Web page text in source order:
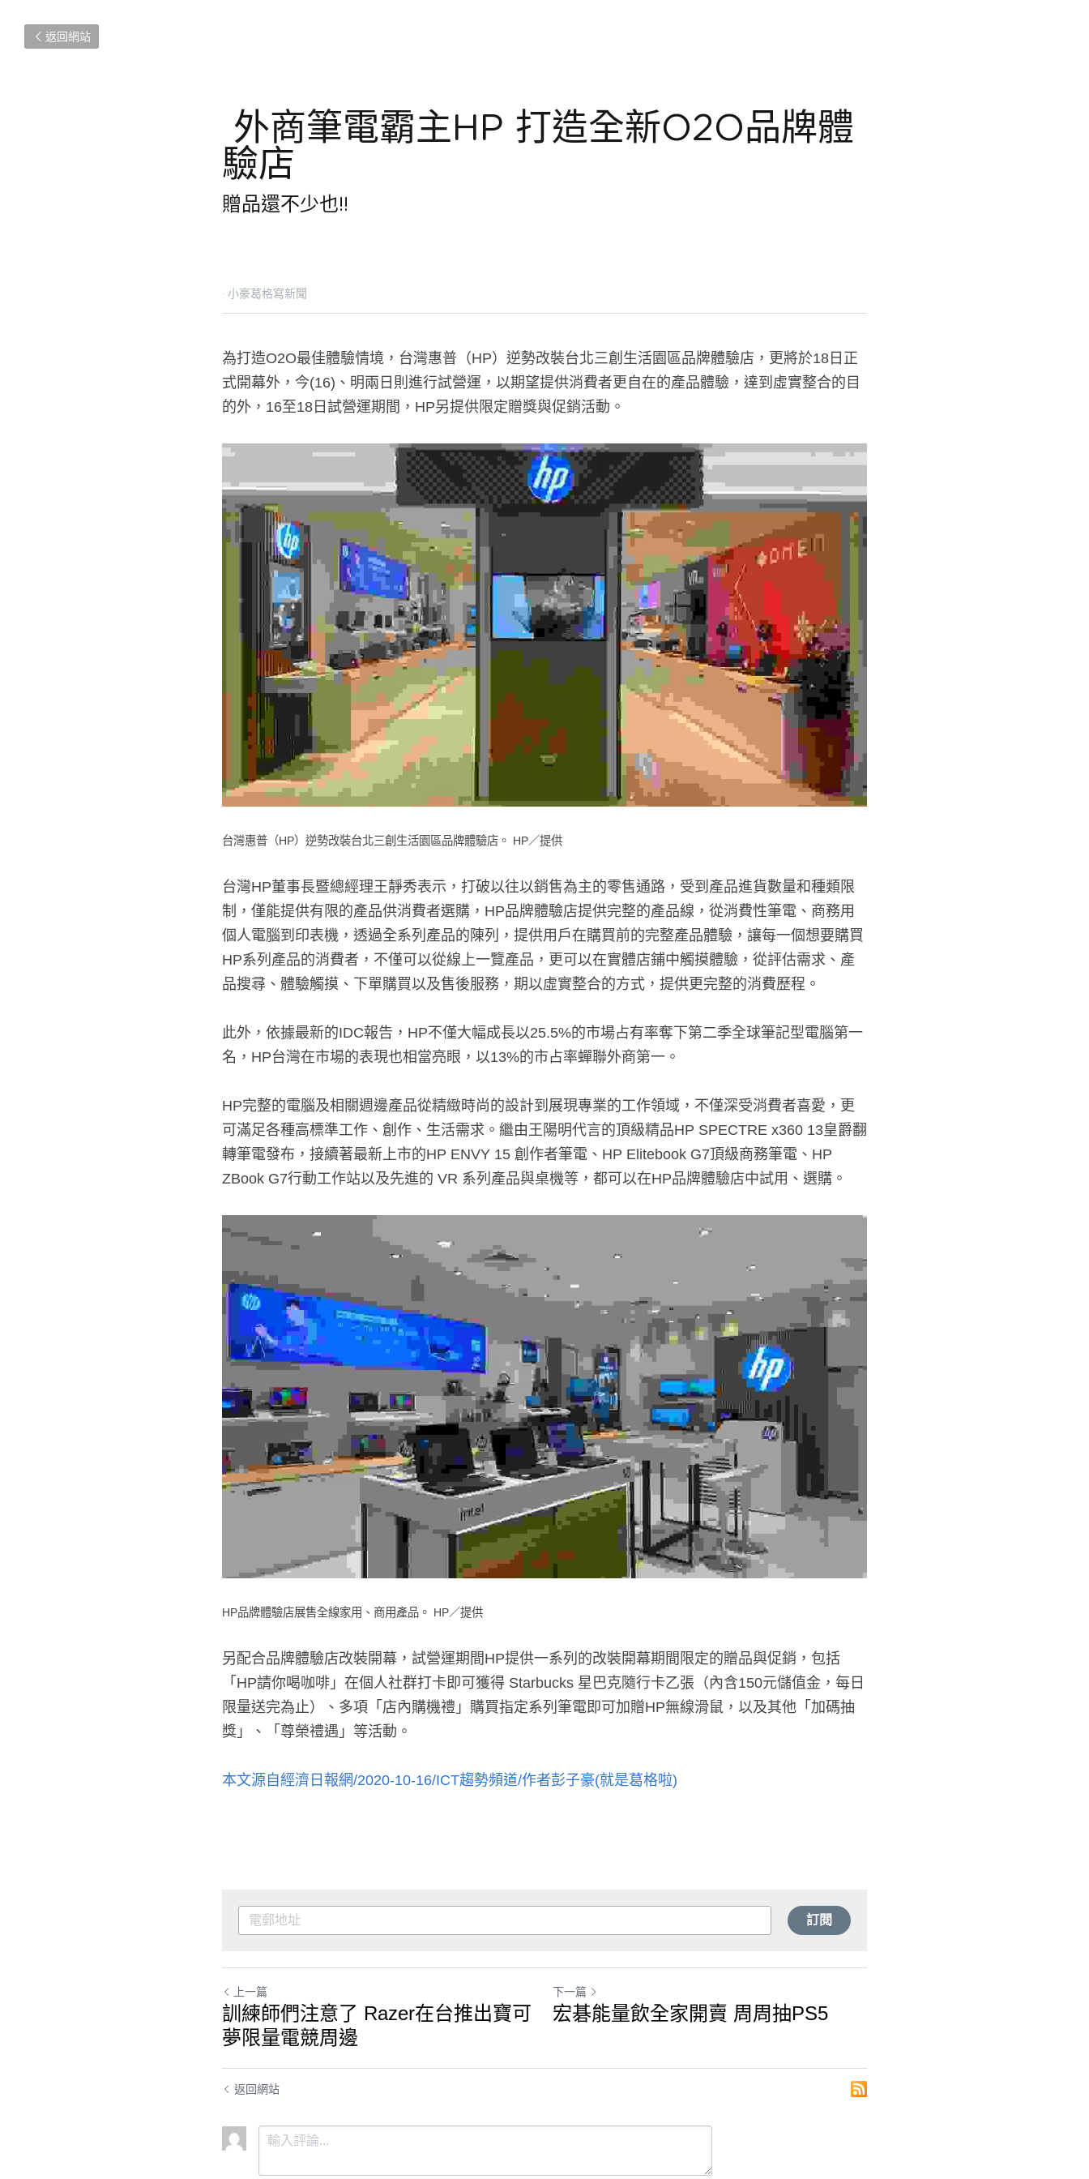
返回網站
店
贈品還不少也!!
2020年10月16日·
為打造O2O最佳體驗情境，台灣惠普（HP）逆勢改裝台北三創生活園區品牌體驗店，更將於18日正式
開幕外，今(16)、明兩日則進行試營運，以期望提供消費者更自在的產品體驗，達到虛實整合的目的
外，16至18日試營運期間，HP另提供限定贈獎與促銷活動。
台灣惠普（HP）逆勢改裝台北三創生活園區品牌體驗店。 HP／提供
台灣HP董事長暨總經理王靜秀表示，打破以往以銷售為主的零售通路，受到產品進貨數量和種類限
制，僅能提供有限的產品供消費者選購，HP品牌體驗店提供完整的產品線，從消費性筆電、商務用
個人電腦到印表機，透過全系列產品的陳列，提供用戶在購買前的完整產品體驗，讓每一個想要購買
HP系列產品的消費者，不僅可以從線上一覽產品，更可以在實體店鋪中觸摸體驗，從評估需求、產
品搜尋、體驗觸摸、下單購買以及售後服務，期以虛實整合的方式，提供更完整的消費歷程。
此外，依據最新的IDC報告，HP不僅大幅成長以25.5%的市場占有率奪下第二季全球筆記型電腦第一
名，HP台灣在市場的表現也相當亮眼，以13%的市占率蟬聯外商第一。
HP完整的電腦及相關週邊產品從精緻時尚的設計到展現專業的工作領域，不僅深受消費者喜愛，更
可滿足各種高標準工作、創作、生活需求。繼由王陽明代言的頂級精品HP SPECTRE x360 13皇爵翻
轉筆電發布，接續著最新上市的HP ENVY 15 創作者筆電、HP Elitebook G7頂級商務筆電、HP ZBook
G7行動工作站以及先進的 VR 系列產品與桌機等，都可以在HP品牌體驗店中試用、選購。
HP品牌體驗店展售全線家用、商用產品。 HP／提供
另配合品牌體驗店改裝開幕，試營運期間HP提供一系列的改裝開幕期間限定的贈品與促銷，包括
「HP請你喝咖啡」在個人社群打卡即可獲得 Starbucks 星巴克隨行卡乙張（內含150元儲值金，每日
限量送完為止）、多項「店內購機禮」購買指定系列筆電即可加贈HP無線滑鼠，以及其他「加碼抽
獎」、「尊榮禮遇」等活動。
本文源自經濟日報網/2020-10-16/ICT趨勢頻道/作者彭子豪(就是葛格啦)
訂閱
上一篇
訓練師們注意了 Razer在台推出寶可
夢限量電競周邊
下一篇
宏碁能量飲全家開賣 周周抽PS5
返回網站